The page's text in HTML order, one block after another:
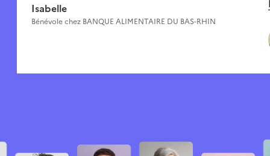
Isabelle
Bénévole chez BANQUE ALIMENTAIRE DU BAS-RHIN